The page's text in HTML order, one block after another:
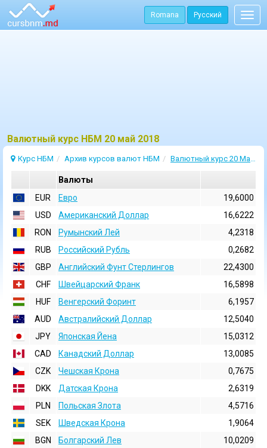
Romana Русский
Bалютный курс НБМ 20 май 2018
Курс НБМ Архив курсов валют НБМ Валютный курс 20 Май 2018
Валюты
EUR
Евро
19,6000
USD
Aмериканский Доллар
16,6222
RON
Румынский Лей
4,2318
RUB
Российский Рубль
0,2682
GBP
Английский Фунт Стерлингов
22,4300
CHF
Швейцарский Франк
16,5898
HUF
Венгерский Форинт
6,1957
AUD
Австралийский Доллар
12,5040
JPY
Японская Йена
15,0312
CAD
Канадский Доллар
13,0085
CZK
Чешская Крона
0,7675
DKK
Датская Крона
2,6319
PLN
Польская Злота
4,5716
SEK
Шведская Крона
1,9064
BGN
Болгарский Лев
10,0209